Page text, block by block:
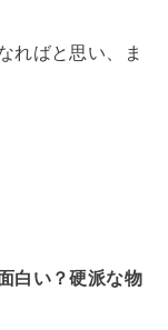
ればと思い、ま
白い？硬派な物